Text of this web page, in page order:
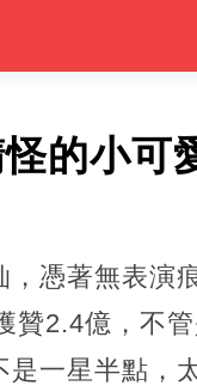
的小可
憑著無表演
2.4億，不
一星半點，